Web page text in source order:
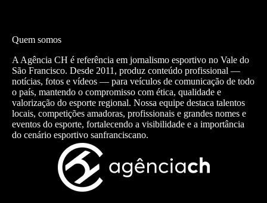
Quem somos
A Agência CH é referência em jornalismo esportivo no Vale do
São Francisco. Desde 2011, produz conteúdo profissional —
notícias, fotos e vídeos — para veículos de comunicação de todo
o país, mantendo o compromisso com ética, qualidade e
valorização do esporte regional. Nossa equipe destaca talentos
locais, competições amadoras, profissionais e grandes nomes e
eventos do esporte, fortalecendo a visibilidade e a importância
do cenário esportivo sanfranciscano.